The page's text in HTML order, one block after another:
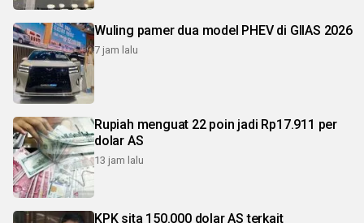
Wuling pamer dua model PHEV di GIIAS 2026
7 jam lalu
Rupiah menguat 22 poin jadi Rp17.911 per
dolar AS
13 jam lalu
KPK sita 150.000 dolar AS terkait